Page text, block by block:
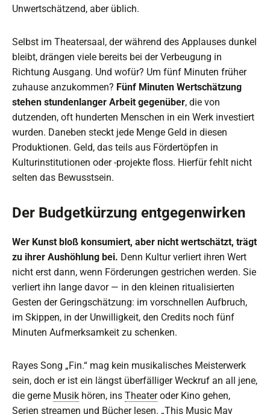
Unwertschätzend, aber üblich.
Selbst im Theatersaal, der während des Applauses dunkel
bleibt, drängen viele bereits bei der Verbeugung in
Richtung Ausgang. Und wofür? Um fünf Minuten früher
zuhause anzukommen? Fünf Minuten Wertschätzung
stehen stundenlanger Arbeit gegenüber, die von
dutzenden, oft hunderten Menschen in ein Werk investiert
wurden. Daneben steckt jede Menge Geld in diesen
Produktionen. Geld, das teils aus Fördertöpfen in
Kulturinstitutionen oder -projekte floss. Hierfür fehlt nicht
selten das Bewusstsein.
Der Budgetkürzung entgegenwirken
Wer Kunst bloß konsumiert, aber nicht wertschätzt, trägt
zu ihrer Aushöhlung bei. Denn Kultur verliert ihren Wert
nicht erst dann, wenn Förderungen gestrichen werden. Sie
verliert ihn lange davor — in den kleinen ritualisierten
Gesten der Geringschätzung: im vorschnellen Aufbruch,
im Skippen, in der Unwilligkeit, den Credits noch fünf
Minuten Aufmerksamkeit zu schenken.
Rayes Song „Fin.“ mag kein musikalisches Meisterwerk
sein, doch er ist ein längst überfälliger Weckruf an all jene,
die gerne Musik hören, ins Theateroder Kino gehen,
Serien streamen und Bücher lesen. „This Music May